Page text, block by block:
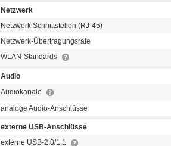
Netzwerk
Netzwerk Schnittstellen (RJ-45)
Netzwerk-Übertragungsrate
WLAN-Standards
Audio
Audiokanäle
analoge Audio-Anschlüsse
externe USB-Anschlüsse
externe USB-2.0/1.1